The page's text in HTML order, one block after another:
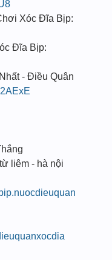
Xóc Đĩa Bịp:
Đĩa Bịp:
- Điều Quân
liêm - hà nội